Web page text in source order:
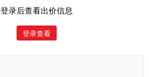
拍卖有限公司已在竞价开始前对竞价标的
登录后查看出价信息
登录查看